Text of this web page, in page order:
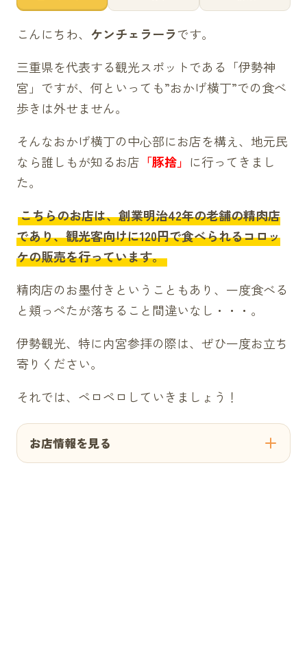
こんにちわ、 ケンチェラーラです。
三重県を代表する観光スポットである「伊勢神
宮」ですが、何といっても”おかげ横丁”での食べ
歩きは外せません。
そんなおかげ横丁の中心部にお店を構え、地元民
なら誰しもが知るお店 「豚捨」 に行ってきまし
た。
こちらのお店は、創業明治42年の老舗の精肉店
であり、観光客向けに120円で食べられるコロッ
ケの販売を行っています。
精肉店のお墨付きということもあり、一度食べる
と頬っぺたが落ちること間違いなし・・・。
伊勢観光、特に内宮参拝の際は、ぜひ一度お立ち
寄りください。
それでは、ペロペロしていきましょう！
お店情報を見る